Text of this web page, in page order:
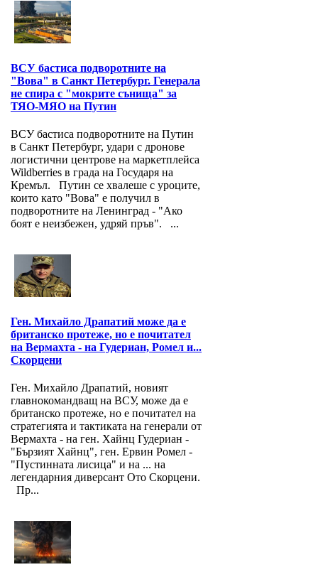
ВСУ бастиса подворотните на
"Вова" в Санкт Петербург. Генерала
не спира с "мокрите сънища" за
ТЯО-МЯО на Путин
ВСУ бастиса подворотните на Путин
в Санкт Петербург, удари с дронове
логистични центрове на маркетплейса
Wildberries в града на Государя на
Кремъл. Путин се хвалеше с уроците,
които като "Вова" е получил в
подворотните на Ленинград - "Ако
боят е неизбежен, удряй пръв". ...
Ген. Михайло Драпатий може да е
британско протеже, но е почитател
на Вермахта - на Гудериан, Ромел и...
Скорцени
Ген. Михайло Драпатий, новият
главнокомандващ на ВСУ, може да е
британско протеже, но е почитател на
стратегията и тактиката на генерали от
Вермахта - на ген. Хайнц Гудериан -
"Бързият Хайнц", ген. Ервин Ромел -
"Пустинната лисица" и на ... на
легендарния диверсант Ото Скорцени.
Пр...